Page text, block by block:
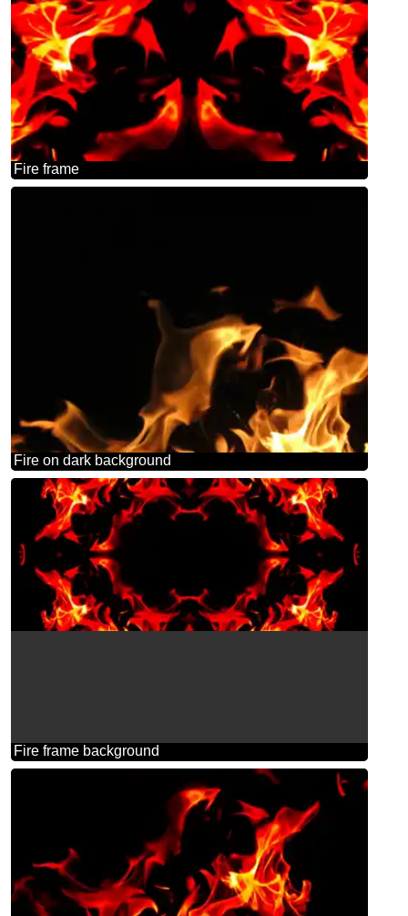
Fire frame
Fire on dark background
Fire frame background